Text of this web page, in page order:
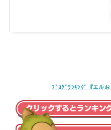
ﾌﾞﾛｸﾞﾗﾝｷﾝｸﾞ『エル